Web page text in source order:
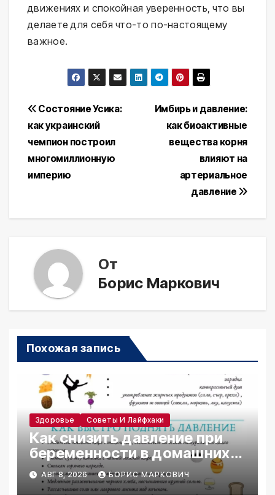
движениях и спокойная уверенность, что вы
делаете для себя что-то по-настоящему
важное.
Навигация
по
записям
Имбирь и давление:
как биоактивные
вещества корня
влияют на
артериальное
давление
Состояние Усика:
как украинский
чемпион построил
многомиллионную
империю
От
Борис Маркович
Похожая запись
Здоровье Советы И Лайфхаки
Как снизить давление при
беременности в домашних
условиях
АВГ 8, 2026 БОРИС МАРКОВИЧ